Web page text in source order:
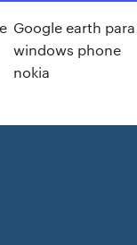
Google earth para
windows phone
nokia